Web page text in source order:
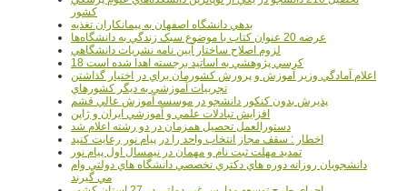
کشور
بدهي دانشگاه اصفهان به پيمانکاران تغذيه
عرضه 20 عنوان کتاب با موضوع سبک زندگي به دانشگاه‌ها
لزوم اصلاح ساختار آيين نامه نشريات دانشگاهي
18 کرسي پژوهشي به اساتيد برجسته اهدا شده است
اعلام آمادگي وزير آموزش و پرورش کشورمان براي در اختيار گذاشتن
تجربيات آموزشي به ديگر کشورهاي
پذيرش بدون کنکور دانشجو در موسسه آموزش عالي قشم
افزايش تبادلات علمي و آموزشي ايران و ژاپن
دستورالعمل تحصیل همزمان در دو رشته اعلام شد
اخطار : سقف مجاز انتخاب واحد را در پیام نور رعایت کنید
تمدید مهلت ثبت نام و مهمان در نیمسال اول پیام نور
دانشجويان روزانه دوره هاي دكتري تخصصي دانشگاه هاي دولتي وام
مي گيرند